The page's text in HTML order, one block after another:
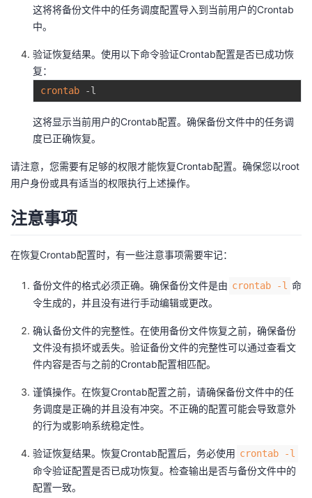
这将将备份文件中的任务调度配置导入到当前用户的Crontab
中。
验证恢复结果。使用以下命令验证Crontab配置是否已成功恢
复：
crontab
这将显示当前用户的Crontab配置。确保备份文件中的任务调
度已正确恢复。
请注意，您需要有足够的权限才能恢复Crontab配置。确保您以root
用户身份或具有适当的权限执行上述操作。
注意事项
在恢复Crontab配置时，有一些注意事项需要牢记：
备份文件的格式必须正确。确保备份文件是由 crontab -l 命
令生成的，并且没有进行手动编辑或更改。
确认备份文件的完整性。在使用备份文件恢复之前，确保备份
文件没有损坏或丢失。验证备份文件的完整性可以通过查看文
件内容是否与之前的Crontab配置相匹配。
谨慎操作。在恢复Crontab配置之前，请确保备份文件中的任
务调度是正确的并且没有冲突。不正确的配置可能会导致意外
的行为或影响系统稳定性。
验证恢复结果。恢复Crontab配置后，务必使用 crontab -l
命令验证配置是否已成功恢复。检查输出是否与备份文件中的
配置一致。